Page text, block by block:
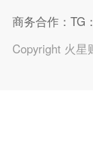
商务合作：TG
Copyright 火星